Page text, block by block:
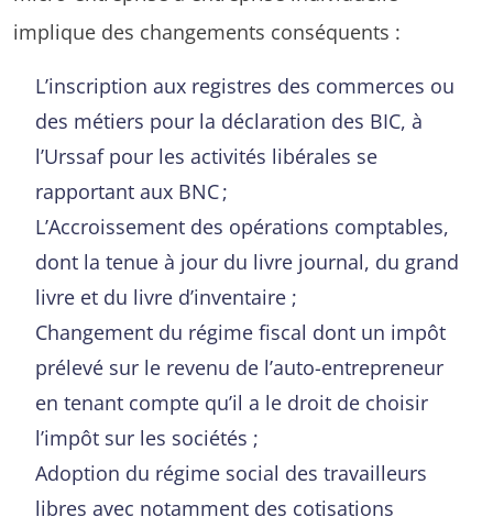
implique des changements conséquents :
L’inscription aux registres des commerces ou
des métiers pour la déclaration des BIC, à
l’Urssaf pour les activités libérales se
rapportant aux BNC ;
L’Accroissement des opérations comptables,
dont la tenue à jour du livre journal, du grand
livre et du livre d’inventaire ;
Changement du régime fiscal dont un impôt
prélevé sur le revenu de l’auto-entrepreneur
en tenant compte qu’il a le droit de choisir
l’impôt sur les sociétés ;
Adoption du régime social des travailleurs
libres avec notamment des cotisations